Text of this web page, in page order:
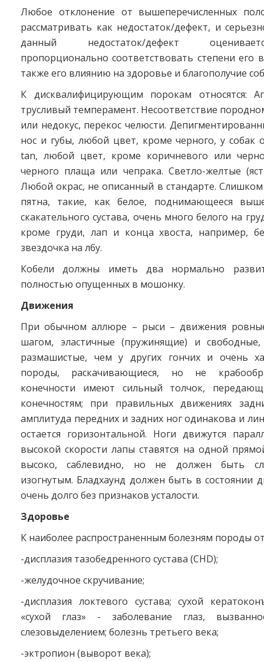
Любое отклонение от вышеперечисленных
рассматривать как недостаток/дефект, и
данный недостаток/дефект
пропорционально соответствовать степени его
также его влиянию на здоровье и благополучие
К дисквалифицирующим порокам относятся:
трусливый темперамент. Несоответствие
или недокус, перекос челюсти.
нос и губы, любой цвет, кроме черного, у собак
tan, любой цвет, кроме коричневого или
черного плаща или чепрака. Светло-желтые
Любой окрас, не описанный в стандарте.
пятна, такие, как белое, поднимающееся
скакательного сустава, очень много белого на
кроме груди, лап и конца хвоста, например,
звездочка на лбу.
Кобели должны иметь два нормально
полностью опущенных в мошонку.
Движения
При обычном аллюре – рыси – движения
шагом, эластичные (пружинящие) и свободные,
размашистые, чем у других гончих и очень
породы, раскачивающиеся, но не
конечности имеют сильный толчок,
конечностям; при правильных движениях
амплитуда передних и задних ног одинакова и
остается горизонтальной. Ноги движутся
высокой скорости лапы ставятся на одной
высоко, саблевидно, но не должен быть
изогнутым. Бладхаунд должен быть в состоянии
очень долго без признаков усталости.
Здоровье
К наиболее распространенным болезням породы
-дисплазия тазобедренного сустава (CHD);
-желудочное скручивание;
-дисплазия локтевого сустава; сухой
«сухой глаз» - заболевание глаз,
слезовыделением; болезнь третьего века;
-эктропион (выворот века);